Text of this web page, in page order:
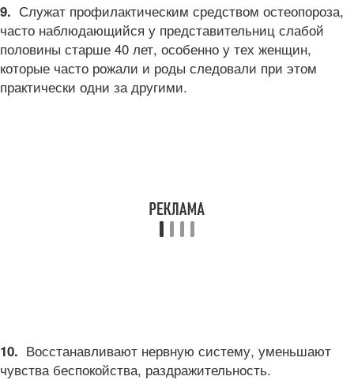
9. Служат профилактическим средством остеопороза,
часто наблюдающийся у представительниц слабой
половины старше 40 лет, особенно у тех женщин,
которые часто рожали и роды следовали при этом
практически одни за другими.
10. Восстанавливают нервную систему, уменьшают
чувства беспокойства, раздражительность.